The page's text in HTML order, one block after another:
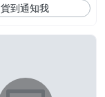
貨到通知我